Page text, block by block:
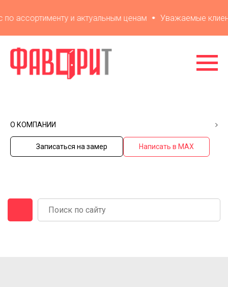
ассортименту и актуальным ценам Уважаемые
О КОМПАНИИ
Записаться на замер Написать в MAX